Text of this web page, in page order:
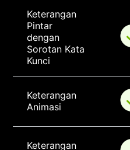
Keterangan
Pintar
dengan
Sorotan Kata
Kunci
Keterangan
Animasi
Keterangan